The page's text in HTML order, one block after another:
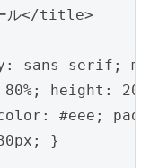
ル</title>
sans-serif;
height:
#eee;
}